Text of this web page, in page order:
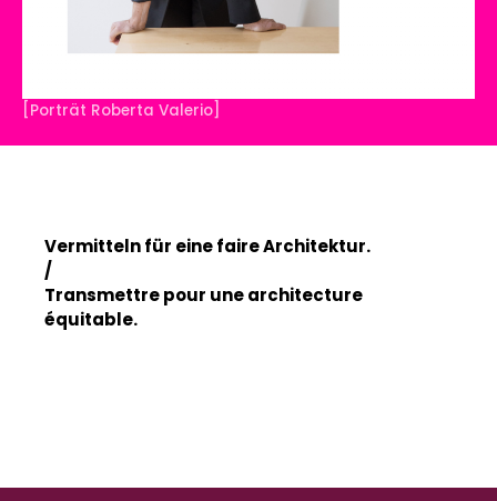
[Porträt Roberta Valerio]
Vermitteln für eine faire Architektur.
/
Transmettre pour une architecture
équitable.